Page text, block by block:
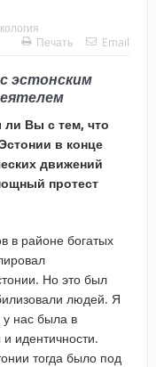
Печать
Email
эстонским
Вы с тем, что
в конце
движений
протест
районе богатых
Но это был
людей. Я
у нас была в
и идентичности.
тогда было под